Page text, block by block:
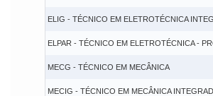
ELIG - TÉCNICO EM ELETROTÉCNICA
ELPAR - TÉCNICO EM ELETROTÉCNICA -
MECG - TÉCNICO EM MECÂNICA
MECIG - TÉCNICO EM MECÂNICA